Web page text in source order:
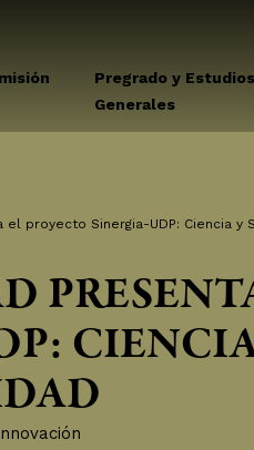
Pregrado y Estudios
Generales
el proyecto Sinergia-UDP: Ciencia y